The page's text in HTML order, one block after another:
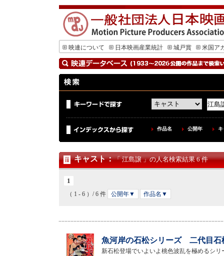
映連について 日本映画産業統計 城戸賞 米国ア
作品名 公開年
キャスト：「 江島譲 」の人名検索結果 6 件
1
（ 1 - 6 ）/ 6 件 公開年▼ 作品名▼
魚河岸の石松シリーズ 二代目石
新石松登場でいよいよ桃色波乱を極めるシ